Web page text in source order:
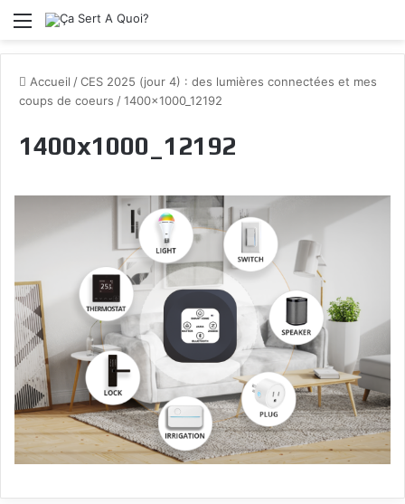
Menu
Accueil /CES 2025 (jour 4) : des lumières connectées et mes
coups de coeurs /1400x1000_12192
1400x1000_12192